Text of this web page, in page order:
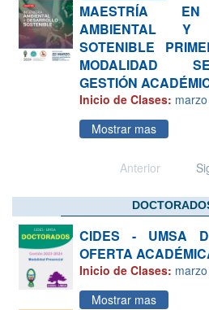
MAESTRÍA EN
AMBIENTAL Y
SOTENIBLE
MODALIDAD
GESTIÓN
Inicio de Clases:
Mostrar mas
Anterior
CIDES - UMSA
OFERTA
Inicio de Clases:
Mostrar mas